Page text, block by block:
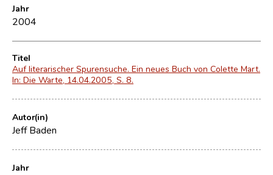
Jahr
2004
Titel
Auf literarischer Spurensuche. Ein neues Buch von Colette Mart.
In: Die Warte, 14.04.2005, S. 8.
Autor(in)
Jeff Baden
Jahr